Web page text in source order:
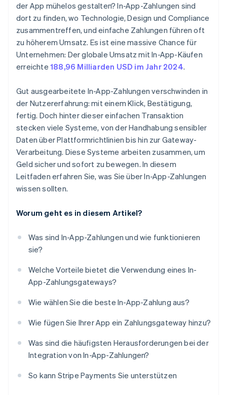
der App mühelos gestalten? In-App-Zahlungen sind
dort zu finden, wo Technologie, Design und Compliance
zusammentreffen, und einfache Zahlungen führen oft
zu höherem Umsatz. Es ist eine massive Chance für
Unternehmen: Der globale Umsatz mit In-App-Käufen
erreichte 188,96 Milliarden USD im Jahr 2024.
Gut ausgearbeitete In-App-Zahlungen verschwinden in
der Nutzererfahrung: mit einem Klick, Bestätigung,
fertig. Doch hinter dieser einfachen Transaktion
stecken viele Systeme, von der Handhabung sensibler
Daten über Plattformrichtlinien bis hin zur Gateway-
Verarbeitung. Diese Systeme arbeiten zusammen, um
Geld sicher und sofort zu bewegen. In diesem
Leitfaden erfahren Sie, was Sie über In-App-Zahlungen
wissen sollten.
Worum geht es in diesem Artikel?
Was sind In-App-Zahlungen und wie funktionieren
sie?
Welche Vorteile bietet die Verwendung eines In-
App-Zahlungsgateways?
Wie wählen Sie die beste In-App-Zahlung aus?
Wie fügen Sie Ihrer App ein Zahlungsgateway hinzu?
Was sind die häufigsten Herausforderungen bei der
Integration von In-App-Zahlungen?
So kann Stripe Payments Sie unterstützen